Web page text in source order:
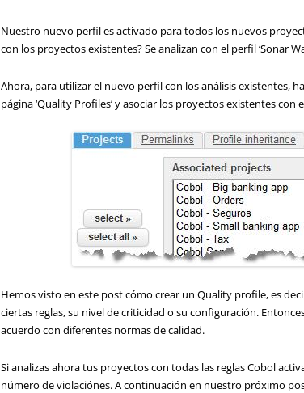
Nuestro nuevo perfil es activado para todos los nuevos
con los proyectos existentes? Se analizan con el perfil ‘Sonar
Ahora, para utilizar el nuevo perfil con los análisis existentes,
página ‘Quality Profiles’ y asociar los proyectos existentes con
Hemos visto en este post cómo crear un Quality profile, es
ciertas reglas, su nivel de criticidad o su configuración.
acuerdo con diferentes normas de calidad.
Si analizas ahora tus proyectos con todas las reglas Cobol
número de violaciónes. A continuación en nuestro próximo